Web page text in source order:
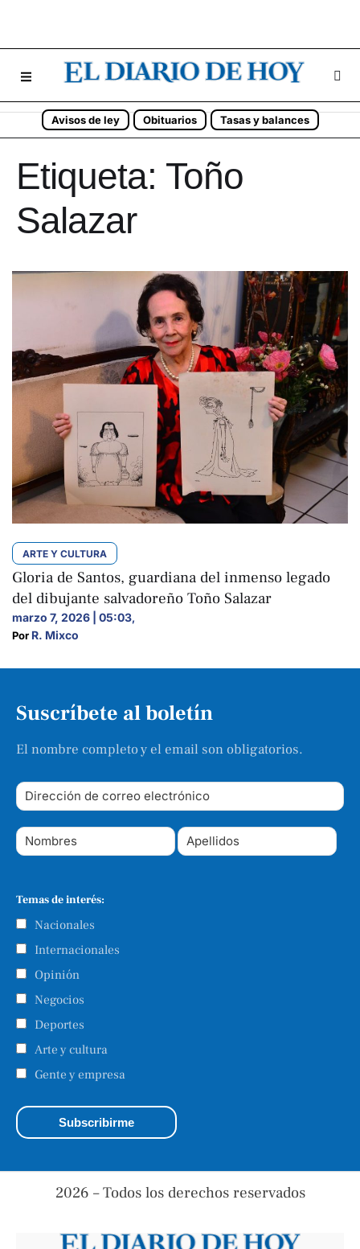
Avisos de ley Obituarios Tasas y balances
Etiqueta: Toño
Salazar
ARTE Y CULTURA
Gloria de Santos, guardiana del inmenso legado
del dibujante salvadoreño Toño Salazar
marzo 7, 2026 | 05:03,
Por R. Mixco
Suscríbete al boletín
El nombre completo y el email son obligatorios.
Temas de interés:
Nacionales
Internacionales
Opinión
Negocios
Deportes
Arte y cultura
Gente y empresa
2026 – Todos los derechos reservados